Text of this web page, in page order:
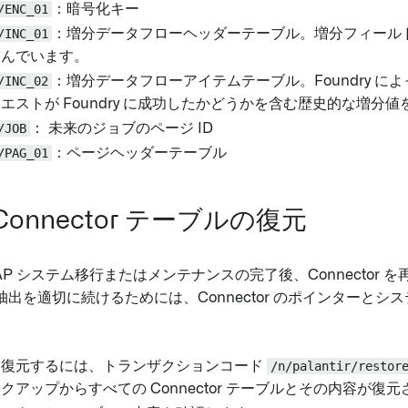
：暗号化キー
：増分データフローヘッダーテーブル。増分フィー
でいます。
：増分データフローアイテムテーブル。Foundry に
ストが Foundry に成功したかどうかを含む歴史的な増分値
： 未来のジョブのページ ID
：ページヘッダーテーブル
テーブルの復元
システム移行またはメンテナンスの完了後、Connector を
出を適切に続けるためには、Connector のポインターとシ
元するには、トランザクションコード
/n/palantir/restore
アップからすべての Connector テーブルとその内容が復元